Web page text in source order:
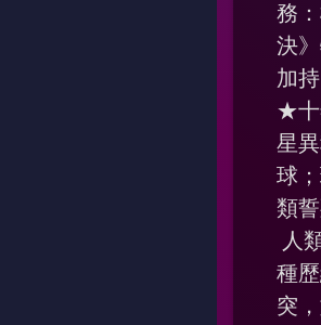
務
決
加持
★十
星
球
類
人
種
突